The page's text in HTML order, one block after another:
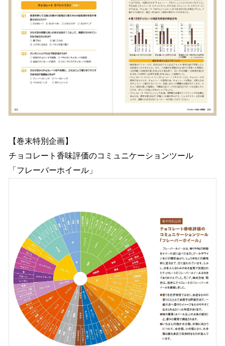
【巻末特別企画】
チョコレート香味評価のコミュニケーションツール
「フレーバーホイール」